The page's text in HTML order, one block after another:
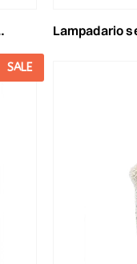
lampadario seagrass
SALE